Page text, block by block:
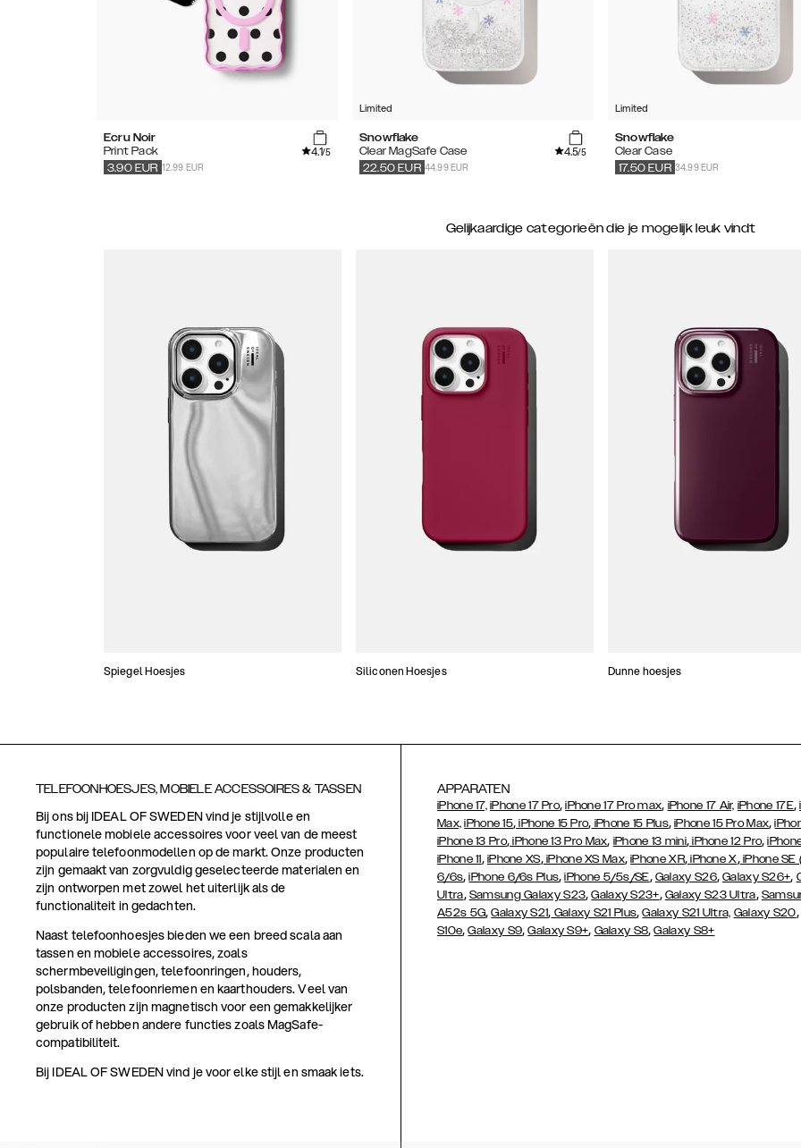
Ecru Noir
Print Pack
4.1/5
12.99 EUR
3.90 EUR
Limited
Snowflake
Clear MagSafe Case
4.5/5
44.99 EUR
22.50 EUR
Limited
Snowflake
Clear Case
34.99 EUR
17.50 EUR
Gelijkaardige categorieën die je mogelijk leuk vindt
Spiegel Hoesjes Siliconen Hoesjes Dunne hoesjes
TELEFOONHOESJES, MOBIELE ACCESSOIRES & TASSEN
Bij ons bij IDEAL OF SWEDEN vind je stijlvolle en
functionele mobiele accessoires voor veel van de meest
populaire telefoonmodellen op de markt. Onze producten
zijn gemaakt van zorgvuldig geselecteerde materialen en
zijn ontworpen met zowel het uiterlijk als de
functionaliteit in gedachten.
Naast telefoonhoesjes bieden we een breed scala aan
tassen en mobiele accessoires, zoals
schermbeveiligingen, telefoonringen, houders,
polsbanden, telefoonriemen en kaarthouders. Veel van
onze producten zijn magnetisch voor een gemakkelijker
gebruik of hebben andere functies zoals MagSafe-
compatibiliteit.
Bij IDEAL OF SWEDEN vind je voor elke stijl en smaak iets.
APPARATEN
iPhone 17, iPhone 17 Pro,iPhone 17 Pro max, iPhone 17 Air, iPhone 17E,
Max, iPhone 15, iPhone 15 Pro, iPhone 15 Plus,iPhone 15 Pro Max,
iPhone 13 Pro, iPhone 13 Pro Max, iPhone 13 mini,iPhone 12 Pro,
iPhone 11, iPhone XS,iPhone XS Max,iPhone XR,iPhone X,iPhone
6/6s,iPhone 6/6s Plus,iPhone 5/5s/SE, Galaxy S26,Galaxy S26+,
Ultra, Samsung Galaxy S23,Galaxy S23+, Galaxy S23 Ultra,
A52s 5G,Galaxy S21, Galaxy S21 Plus,Galaxy S21 Ultra, Galaxy S20,
S10e,Galaxy S9,Galaxy S9+, Galaxy S8,Galaxy S8+